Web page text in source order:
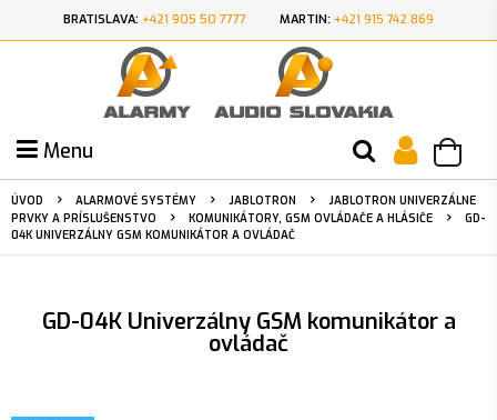
BRATISLAVA: +421 905 50 7777 MARTIN: +421 915 742 869
Menu
ÚVOD ALARMOVÉ SYSTÉMY JABLOTRON
JABLOTRON UNIVERZÁLNE
PRVKY A PRÍSLUŠENSTVO
KOMUNIKÁTORY, GSM OVLÁDAČE A HLÁSIČE
GD-
04K UNIVERZÁLNY GSM KOMUNIKÁTOR A OVLÁDAČ
GD-04K Univerzálny GSM komunikátor a
ovládač